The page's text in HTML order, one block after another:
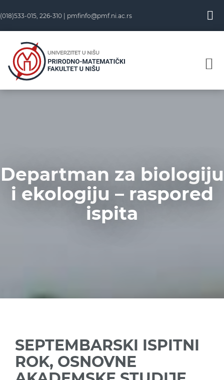
to
content
(018)533-015, 226-310 | pmfinfo@pmf.ni.ac.rs
Departman za biologiju
i ekologiju – raspored
ispita
SEPTEMBARSKI ISPITNI
ROK, OSNOVNE